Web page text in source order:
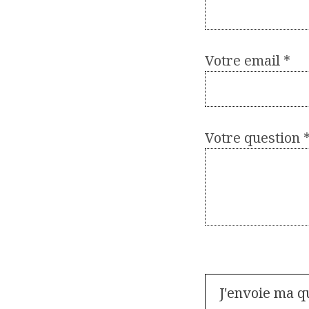
Votre email *
Votre question